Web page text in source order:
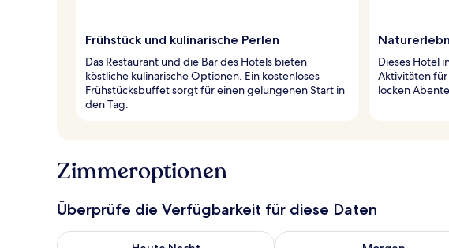
Frühstück und kulinarische Perlen
Das Restaurant und die Bar des Hotels bieten
köstliche kulinarische Optionen. Ein kostenloses
Frühstücksbuffet sorgt für einen gelungenen Start in
den Tag.
Dieses Hotel
Aktivitäten
locken
Zimmeroptionen
Überprüfe die Verfügbarkeit für diese Daten
Überprüfe die Verfügbarkeit für heute Nacht, Aug. 6 - Aug. 7.
Überprüfe die Verfügbarkeit